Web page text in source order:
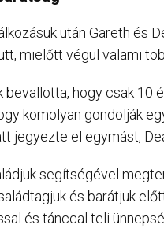
után Gareth és
mielőtt végül valami
bevallotta, hogy csak 10
komolyan gondolják
jegyezte el egymást,
segítségével
és barátjuk
és tánccal teli